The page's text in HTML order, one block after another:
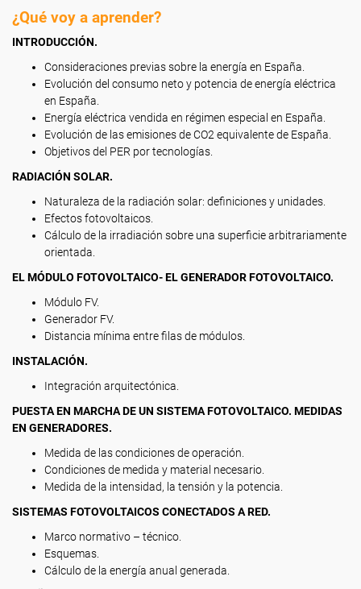
¿Qué voy a aprender?
INTRODUCCIÓN.
Consideraciones previas sobre la energía en España.
Evolución del consumo neto y potencia de energía eléctrica
en España.
Energía eléctrica vendida en régimen especial en España.
Evolución de las emisiones de CO2 equivalente de España.
Objetivos del PER por tecnologías.
RADIACIÓN SOLAR.
Naturaleza de la radiación solar: definiciones y unidades.
Efectos fotovoltaicos.
Cálculo de la irradiación sobre una superficie arbitrariamente
orientada.
EL MÓDULO FOTOVOLTAICO- EL GENERADOR FOTOVOLTAICO.
Módulo FV.
Generador FV.
Distancia mínima entre filas de módulos.
INSTALACIÓN.
Integración arquitectónica.
PUESTA EN MARCHA DE UN SISTEMA FOTOVOLTAICO. MEDIDAS
EN GENERADORES.
Medida de las condiciones de operación.
Condiciones de medida y material necesario.
Medida de la intensidad, la tensión y la potencia.
SISTEMAS FOTOVOLTAICOS CONECTADOS A RED.
Marco normativo – técnico.
Esquemas.
Cálculo de la energía anual generada.